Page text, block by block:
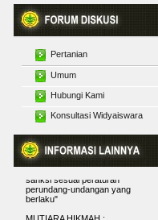
Pertanian
Budidaya Tanaman
Pelatihan Pertanian
Penyuluhan Pertanian
Umum
Diskusi Pertanian
Hubungi Kami
Interaktif
Konsultasi Widyaiswara
Tanggapan Artikel dan
Karya Tulis
Widyaiswara
Motto"BAPELTAN JAMBI BISA"
Maklumat Pelayanan Infromasi
Publik
sanggup menyelenggarakan
telah ditetapkan, dan apabila tidak
menepati janji, kami siap menerima
sanksi sesuai peraturan
perundang-undangan yang
MUTIARA HIKMAH :
"Dari Pada Mengutuki
Kegelapan, Lebih Baik Ambil